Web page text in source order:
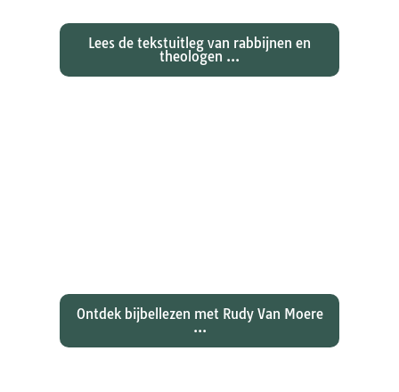
Lees de tekstuitleg van rabbijnen en
theologen ...
Ontdek bijbellezen met Rudy Van Moere
...